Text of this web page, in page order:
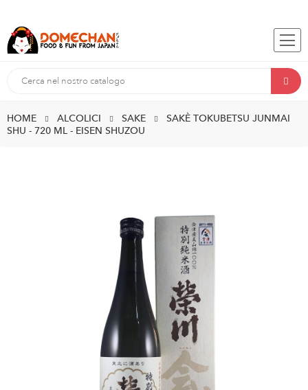
HOME ALCOLICI SAKE
SAKÈ TOKUBETSU JUNMAI
SHU - 720 ML - EISEN SHUZOU